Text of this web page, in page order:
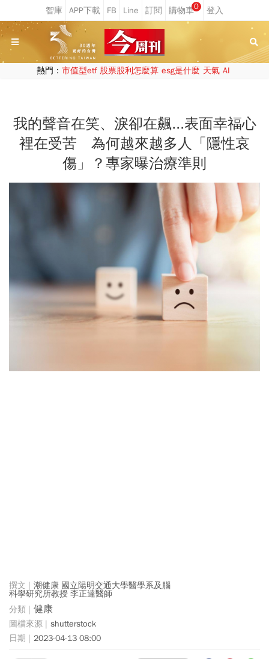
0
熱門： 市值型etf 股票股利怎麼算 esg是什麼 天氣 AI
我的聲音在笑、淚卻在飆...表面幸福心
裡在受苦 為何越來越多人「隱性哀
傷」？專家曝治療準則
潮健康 國立陽明交通大學醫學系及腦
科學研究所教授 李正達醫師
健康
shutterstock
2023-04-13 08:00